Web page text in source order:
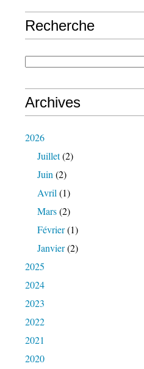
Recherche
Archives
2026
Juillet(2)
Juin (2)
Avril (1)
Mars(2)
Février(1)
Janvier(2)
2025
2024
2023
2022
2021
2020